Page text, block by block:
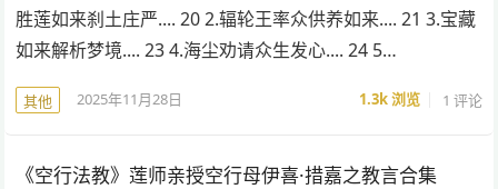
胜莲如来刹土庄严.... 20 2.辐轮王率众供养如来.... 21 3.宝藏
如来解析梦境.... 23 4.海尘劝请众生发心.... 24 5…
其他 2025年11月28日 1.3k浏览 1 评论
《空行法教》莲师亲授空行母伊喜·措嘉之教言合集